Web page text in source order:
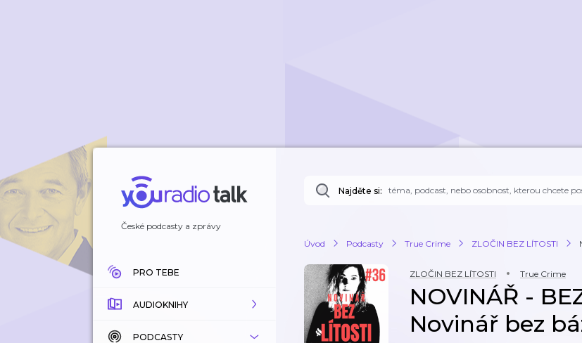
České podcasty a zprávy
PRO TEBE
AUDIOKNIHY
KATALOG
PODCASTY
Najděte si:
Úvod Podcasty True Crime ZLOČIN BEZ LÍTOSTI
ZLOČIN BEZ LÍTOSTI True Crime
NOVINÁŘ -
Novinář bez